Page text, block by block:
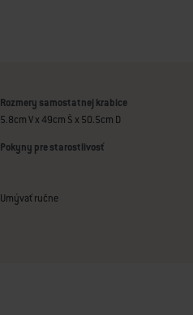
Rozmery samostatnej krabice
5.8cm V x 49cm Š x 50.5cm D
Pokyny pre starostlivosť
Umývať ručne